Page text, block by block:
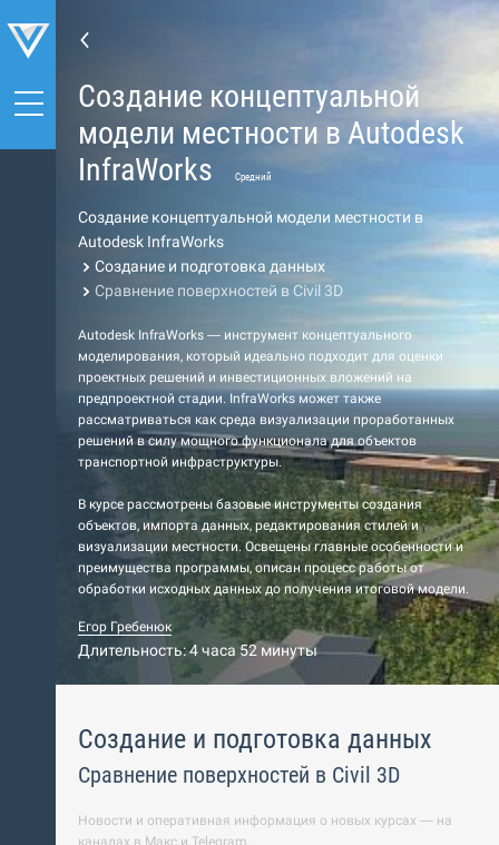
Создание концептуальной
модели местности в Autodesk
InfraWorks
Средний
Создание концептуальной модели местности в
Autodesk InfraWorks
Создание и подготовка данных
Сравнение поверхностей в Civil 3D
Autodesk InfraWorks — инструмент концептуального
моделирования, который идеально подходит для оценки
проектных решений и инвестиционных вложений на
предпроектной стадии. InfraWorks может также
рассматриваться как среда визуализации проработанных
решений в силу мощного функционала для объектов
транспортной инфраструктуры.
В курсе рассмотрены базовые инструменты создания
объектов, импорта данных, редактирования стилей и
визуализации местности. Освещены главные особенности и
преимущества программы, описан процесс работы от
обработки исходных данных до получения итоговой модели.
Егор Гребенюк
Длительность: 4 часа 52 минуты
Создание и подготовка данных
Сравнение поверхностей в Civil 3D
Новости и оперативная информация о новых курсах — на
каналах в Макс и Telegram.